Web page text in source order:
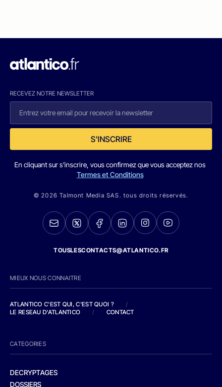
RECEVEZ NOTRE NEWSLETTER
S'INSCRIRE
En cliquant sur s'inscrire, vous confirmez que vous acceptez nos
Termes et Conditions
© 2026 Talmont Media SAS. tous droits réservés.
TOUSLESCONTACTS@ATLANTICO.FR
MIEUX NOUS CONNAITRE
ATLANTICO C'EST QUI, C'EST QUOI ?
/
LE RESEAU D'ATLANTICO
/ CONTACT
CATEGORIES
DECRYPTAGES
DOSSIERS